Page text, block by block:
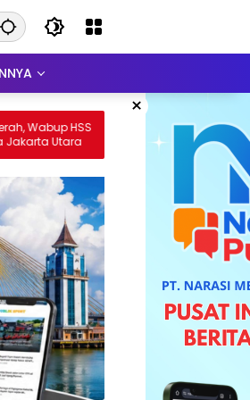
×
Dorong Pemerintahan Akuntabel,
dan Wabup HSS Kunjungi
EKPKD